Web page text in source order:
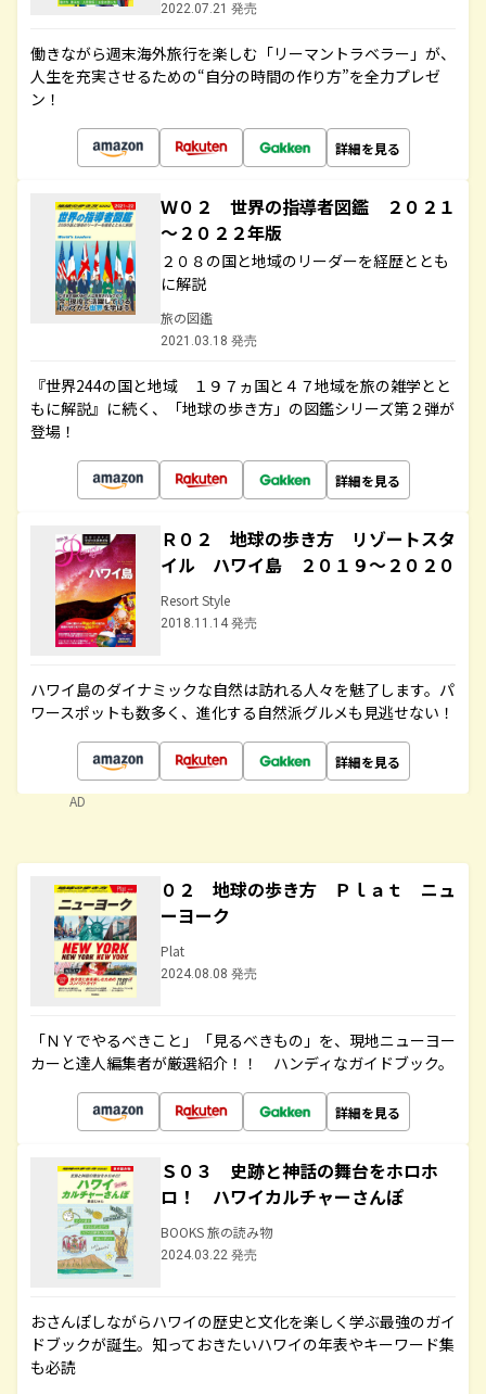
2022.07.21 発売
働きながら週末海外旅行を楽しむ「リーマントラベラー」が、
人生を充実させるための“自分の時間の作り方”を全力プレゼ
ン！
詳細を見る
Ｗ０２ 世界の指導者図鑑 ２０２１
～２０２２年版
２０８の国と地域のリーダーを経歴ととも
に解説
旅の図鑑
2021.03.18 発売
『世界244の国と地域 １９７ヵ国と４７地域を旅の雑学とと
もに解説』に続く、「地球の歩き方」の図鑑シリーズ第２弾が
登場！
詳細を見る
Ｒ０２ 地球の歩き方 リゾートスタ
イル ハワイ島 ２０１９～２０２０
Resort Style
2018.11.14 発売
ハワイ島のダイナミックな自然は訪れる人々を魅了します。パ
ワースポットも数多く、進化する自然派グルメも見逃せない！
詳細を見る
AD
０２ 地球の歩き方 Ｐｌａｔ ニュ
ーヨーク
Plat
2024.08.08 発売
「ＮＹでやるべきこと」「見るべきもの」を、現地ニューヨー
カーと達人編集者が厳選紹介！！ ハンディなガイドブック。
詳細を見る
Ｓ０３ 史跡と神話の舞台をホロホ
ロ！ ハワイカルチャーさんぽ
BOOKS 旅の読み物
2024.03.22 発売
おさんぽしながらハワイの歴史と文化を楽しく学ぶ最強のガイ
ドブックが誕生。知っておきたいハワイの年表やキーワード集
も必読